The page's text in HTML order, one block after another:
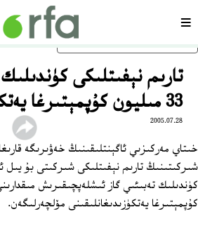
ئاساسلىق مەزمۇنغا ئاتلاڭسەھىپە
تارىم نېفىتلىكى
33 مىليون كۇپمېتىرغا يەتكۈزمەكچى
2005.07.28
خىتاي مەركىزىي ئاگېنتلىقىنىڭ خەۋىرىگە
شىركىتىنىڭ تارىم نېفىتلىكى شىركىتى بۇ يىل
كۇپمېتىرغا يەتكۈزىدىغانلىقىنى مۆلچەرلىگەن.